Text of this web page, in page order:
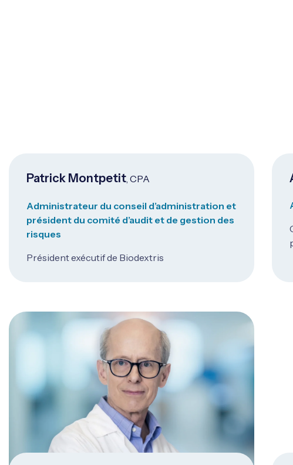
Patrick Montpetit, CPA
Administrateur du conseil d’administration et
président du comité d’audit et de gestion des
risques
Président exécutif de Biodextris